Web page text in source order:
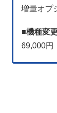
増量オプ
■機種変
69,000円